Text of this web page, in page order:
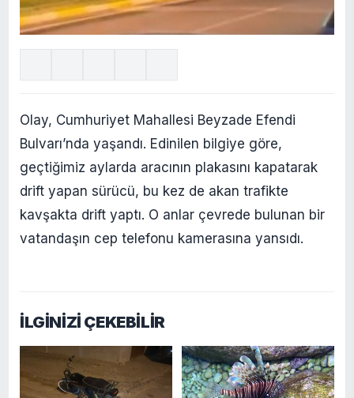
Olay, Cumhuriyet Mahallesi Beyzade Efendi
Bulvarı’nda yaşandı. Edinilen bilgiye göre,
geçtiğimiz aylarda aracının plakasını kapatarak
drift yapan sürücü, bu kez de akan trafikte
kavşakta drift yaptı. O anlar çevrede bulunan bir
vatandaşın cep telefonu kamerasına yansıdı.
İLGİNİZİ ÇEKEBİLİR